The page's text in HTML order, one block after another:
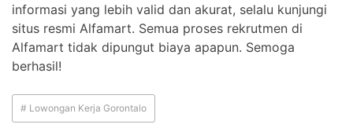
informasi yang lebih valid dan akurat, selalu kunjungi
situs resmi Alfamart. Semua proses rekrutmen di
Alfamart tidak dipungut biaya apapun. Semoga
berhasil!
# Lowongan Kerja Gorontalo